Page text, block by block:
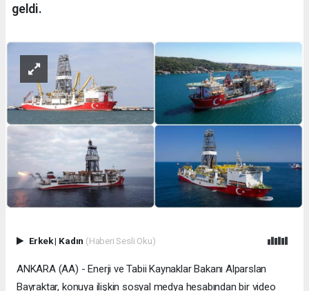
geldi.
Erkek| Kadın (Haberi Sesli Oku)
ANKARA (AA) - Enerji ve Tabii Kaynaklar Bakanı Alparslan
Bayraktar, konuya ilişkin sosyal medya hesabından bir video